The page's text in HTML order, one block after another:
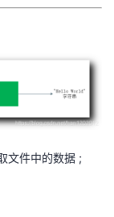
文件中的数据 ;